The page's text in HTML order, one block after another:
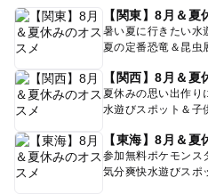
【関東】8月＆夏
暑い夏に行きたい水
夏の定番恐竜＆昆虫
【関西】8月＆夏
夏休みの思い出作り
水遊びスポット＆子
【東海】8月＆夏
参加無料ポケモンス
気分爽快水遊びスポ